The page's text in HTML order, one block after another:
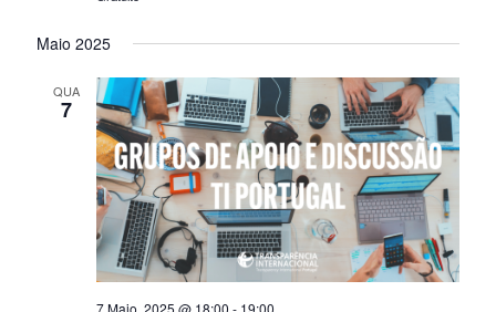
Maio 2025
QUA
7
7 Maio, 2025 @ 18:00 - 19:00